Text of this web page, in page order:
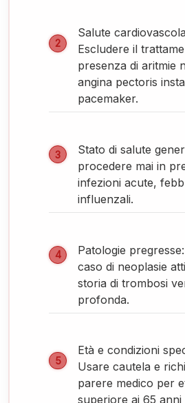
Salute
Escludere il
presenza di aritmie
angina pectoris
pacemaker.
Stato di salute
procedere mai in
infezioni acute,
influenzali.
Patologie
caso di neoplasie
storia di trombosi
profonda.
Età e condizioni
Usare cautela e
parere medico per
superiore ai 65 anni